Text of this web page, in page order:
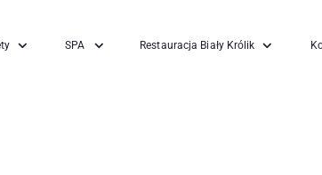
SPA Restauracja Biały Królik